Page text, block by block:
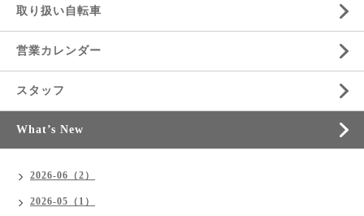
取り扱い自転車
営業カレンダー
スタッフ
What’s New
2026-06（2）
2026-05（1）